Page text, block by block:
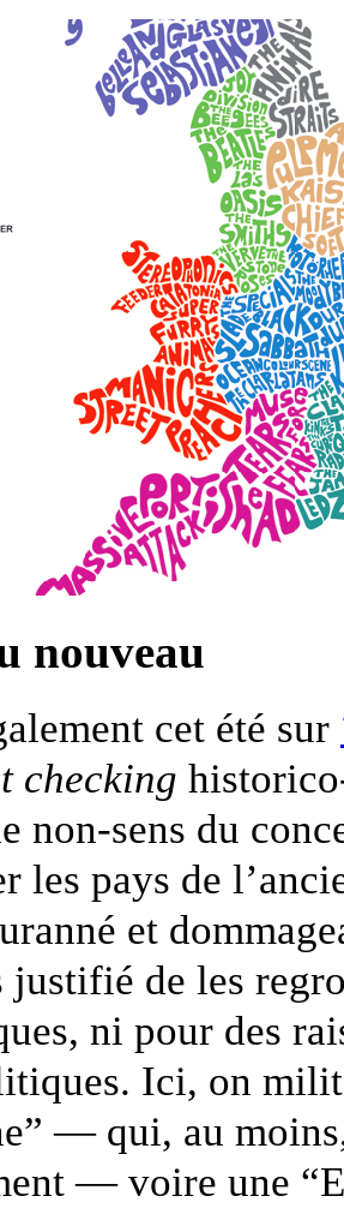
nouveau
cet été sur
checking
non-sens du
les pays de
et
justifié de les
ni pour des
Ici, on
— qui, au
— voire une